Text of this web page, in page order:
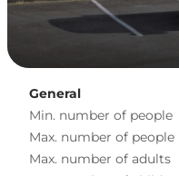
General
Min. number of people
Max. number of people
Max. number of adults